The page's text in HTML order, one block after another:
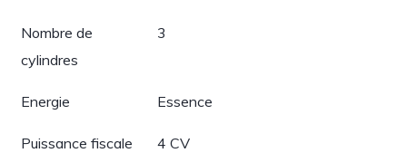
Nombre de
cylindres
3
Energie Essence
Puissance fiscale 4 CV